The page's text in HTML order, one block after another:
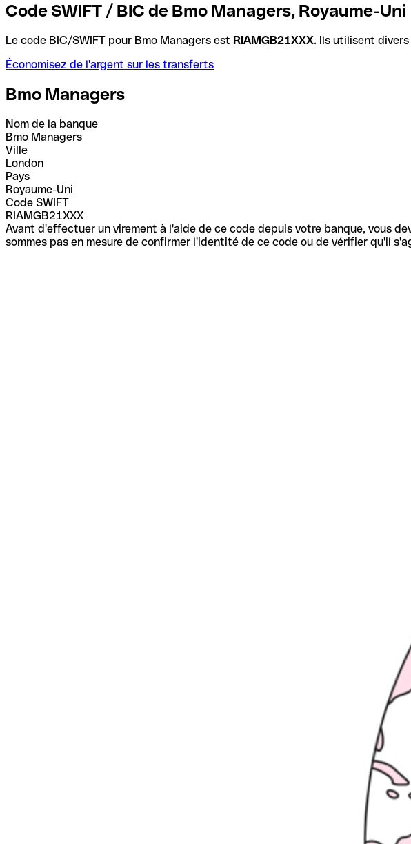
Code SWIFT / BIC de Bmo Managers, Royaume-Uni
Le code BIC/SWIFT pour Bmo Managers est RIAMGB21XXX. Ils utilisent
Économisez de l'argent sur les transferts
Bmo Managers
Nom de la banque
Bmo Managers
Ville
London
Pays
Royaume-Uni
Code SWIFT
RIAMGB21XXX
Avant d'effectuer un virement à l'aide de ce code depuis votre banque, vous
sommes pas en mesure de confirmer l'identité de ce code ou de vérifier qu'il